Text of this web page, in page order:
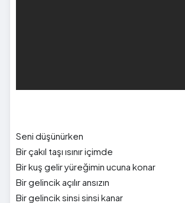
Seni düşünürken
Bir çakıl taşı ısınır içimde
Bir kuş gelir yüreğimin ucuna konar
Bir gelincik açılır ansızın
Bir gelincik sinsi sinsi kanar